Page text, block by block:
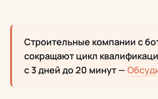
Строительные компании с
сокращают цикл
с 3 дней до 20 минут —